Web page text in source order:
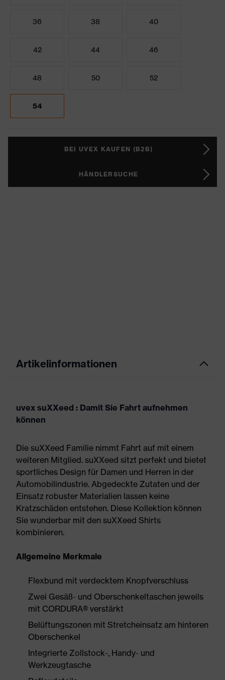
36 38 40
42 44 46
48 50 52
54
BEI UVEX KAUFEN (B2B)
HÄNDLERSUCHE
Artikelinformationen
uvex suXXeed : Damit Sie Fahrt aufnehmen
können
Die suXXeed Familie nimmt Fahrt auf mit einem
weiteren Mitglied. suXXeed sitzt perfekt und bietet
sportliches Design für Damen und Herren in der
Automobilindustrie. Abgedeckte Zutaten und der
Einsatz robuster Materialien lassen keine
Kratzschäden entstehen. Diese Kollektion können
Sie wunderbar mit den suXXeed Shirts
kombinieren.
Allgemeine Merkmale
Flexbund mit verdecktem Knopfverschluss
Zwei Gesäß- und Oberschenkeltaschen jeweils
mit CORDURA® verstärkt
Belüftungszonen mit Stretcheinsatz am hinteren
Oberschenkel
Integrierte Zollstock-, Handy- und
Werkzeugtasche